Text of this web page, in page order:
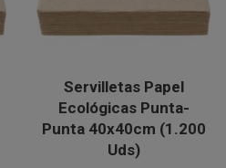
Servilletas Papel
Ecológicas Punta-
Punta 40x40cm (1.200
Uds)